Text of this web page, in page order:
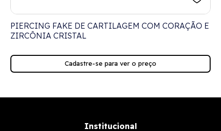
PIERCING FAKE DE CARTILAGEM COM CORAÇÃO E
ZIRCÔNIA CRISTAL
Cadastre-se para ver o preço
Institucional